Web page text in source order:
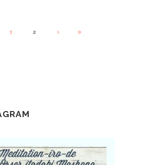
1 2